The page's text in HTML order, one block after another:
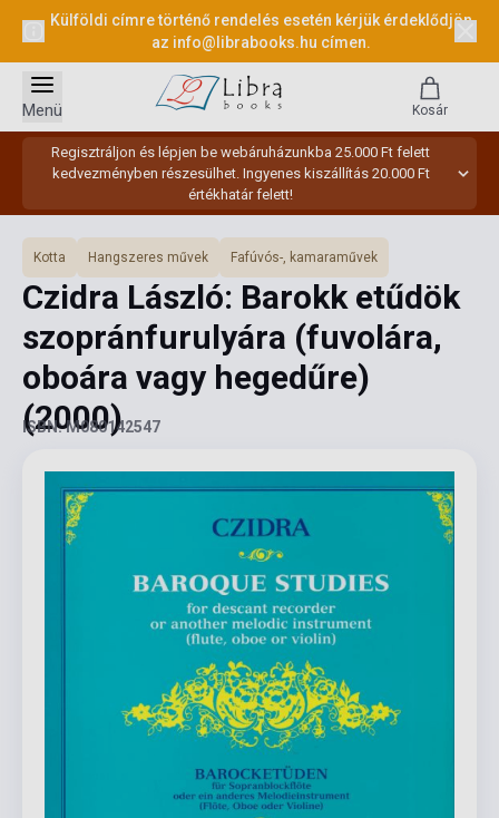
Külföldi címre történő rendelés esetén kérjük érdeklődjön
az info@librabooks.hu címen.
Regisztráljon és lépjen be webáruházunkba 25.000 Ft felett
kedvezményben részesülhet. Ingyenes kiszállítás 20.000 Ft
értékhatár felett!
Menü Kosár
Kotta Hangszeres művek Fafúvós-, kamaraművek
Czidra László: Barokk etűdök
szopránfurulyára (fuvolára,
oboára vagy hegedűre)
(2000)
ISBN: M080142547